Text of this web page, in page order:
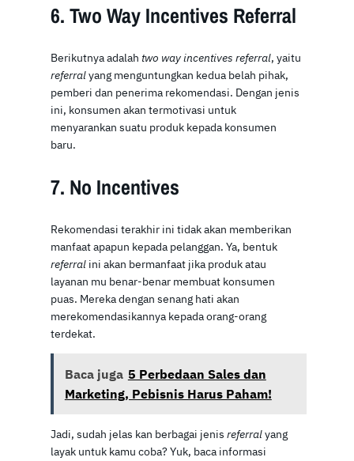
6. Two Way Incentives Referral
Berikutnya adalah two way incentives referral, yaitu
referralyang menguntungkan kedua belah pihak,
pemberi dan penerima rekomendasi. Dengan jenis
ini, konsumen akan termotivasi untuk
menyarankan suatu produk kepada konsumen
baru.
7. No Incentives
Rekomendasi terakhir ini tidak akan memberikan
manfaat apapun kepada pelanggan. Ya, bentuk
referral ini akan bermanfaat jika produk atau
layanan mu benar-benar membuat konsumen
puas. Mereka dengan senang hati akan
merekomendasikannya kepada orang-orang
terdekat.
Baca juga 5 Perbedaan Sales dan
Marketing, Pebisnis Harus Paham!
Jadi, sudah jelas kan berbagai jenis referralyang
layak untuk kamu coba? Yuk, baca informasi